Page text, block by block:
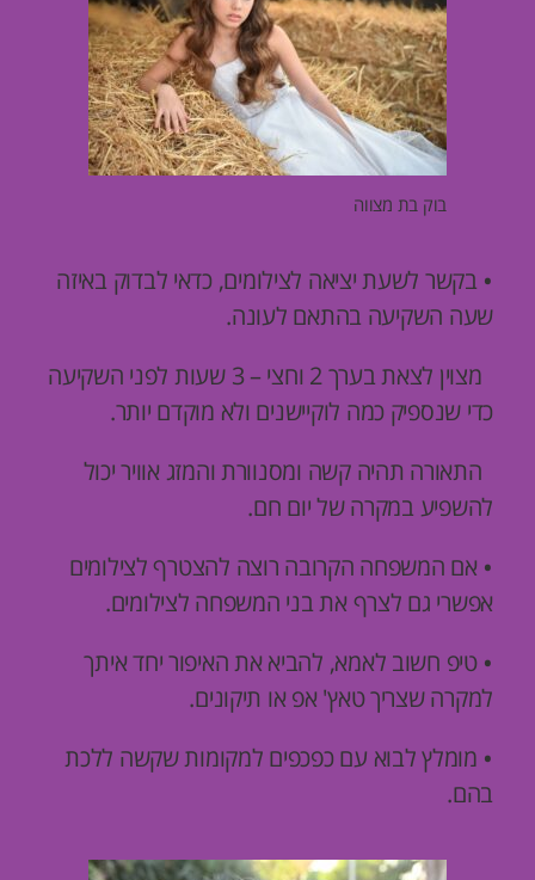
בוק בת מצווה
• בקשר לשעת יציאה לצילומים, כדאי לבדוק באיזה
שעה השקיעה בהתאם לעונה.
מצוין לצאת בערך 2 וחצי – 3 שעות לפני השקיעה
כדי שנספיק כמה לוקיישנים ולא מוקדם יותר.
התאורה תהיה קשה ומסנוורת והמזג אוויר יכול
להשפיע במקרה של יום חם.
• אם המשפחה הקרובה רוצה להצטרף לצילומים
אפשרי גם לצרף את בני המשפחה לצילומים.
•טיפ חשוב לאמא, להביא את האיפור יחד איתך
למקרה שצריך טאץ' אפ או תיקונים.
• מומלץ לבוא עם כפכפים למקומות שקשה ללכת
בהם.